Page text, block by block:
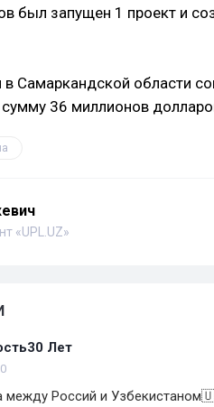
был запущен 1 проект и
Самаркандской области
36 миллионов
«UPL.UZ»
Лет
между Россий и